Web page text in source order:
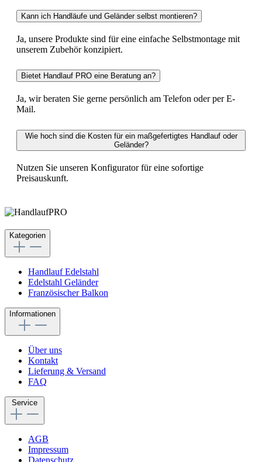
Kann ich Handläufe und Geländer selbst montieren?
Ja, unsere Produkte sind für eine einfache Selbstmontage mit
unserem Zubehör konzipiert.
Bietet Handlauf PRO eine Beratung an?
Ja, wir beraten Sie gerne persönlich am Telefon oder per E-
Mail.
Wie hoch sind die Kosten für ein maßgefertigtes Handlauf oder
Geländer?
Nutzen Sie unseren Konfigurator für eine sofortige
Preisauskunft.
Kategorien
Handlauf Edelstahl
Edelstahl Geländer
Französischer Balkon
Informationen
Über uns
Kontakt
Lieferung & Versand
FAQ
Service
AGB
Impressum